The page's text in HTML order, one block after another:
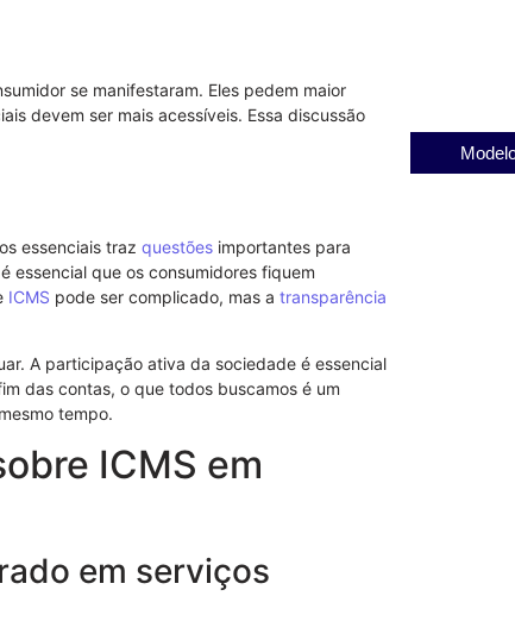
se manifestaram. Eles pedem maior
devem ser mais acessíveis. Essa discussão
essenciais traz questões importantes para
essencial que os consumidores fiquem
ICMS pode ser complicado, mas a transparência
A participação ativa da sociedade é essencial
das contas, o que todos buscamos é um
tempo.
ICMS em
em serviços